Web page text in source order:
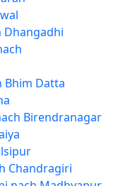
Dhangadhi
Bhim Datta
Birendranagar
Chandragiri